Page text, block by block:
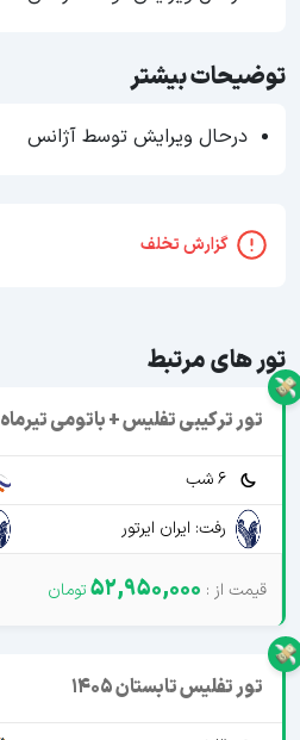
توضیحات بیشتر
درحال ویرایش توسط آژانس
گزارش تخلف
تور های مرتبط
تور ترکیبی تفلیس + باتومی تیرماه
6 شب
رفت: ایران ایرتور
52,950,000
تور تفلیس تابستان 1405